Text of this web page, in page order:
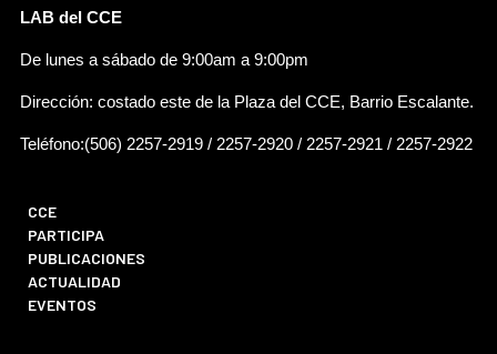
LAB del CCE
De lunes a sábado de 9:00am a 9:00pm
Dirección: costado este de la Plaza del CCE, Barrio Escalante.
Teléfono:(506) 2257-2919 / 2257-2920 / 2257-2921 / 2257-2922
CCE
PARTICIPA
PUBLICACIONES
ACTUALIDAD
EVENTOS